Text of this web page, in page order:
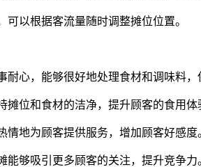
以根据客流量随时调整摊位位置。
心，能够很好地处理食材和调味料，
位和食材的洁净，提升顾客的食用体
地为顾客提供服务，增加顾客好感度
够吸引更多顾客的关注，提升竞争力